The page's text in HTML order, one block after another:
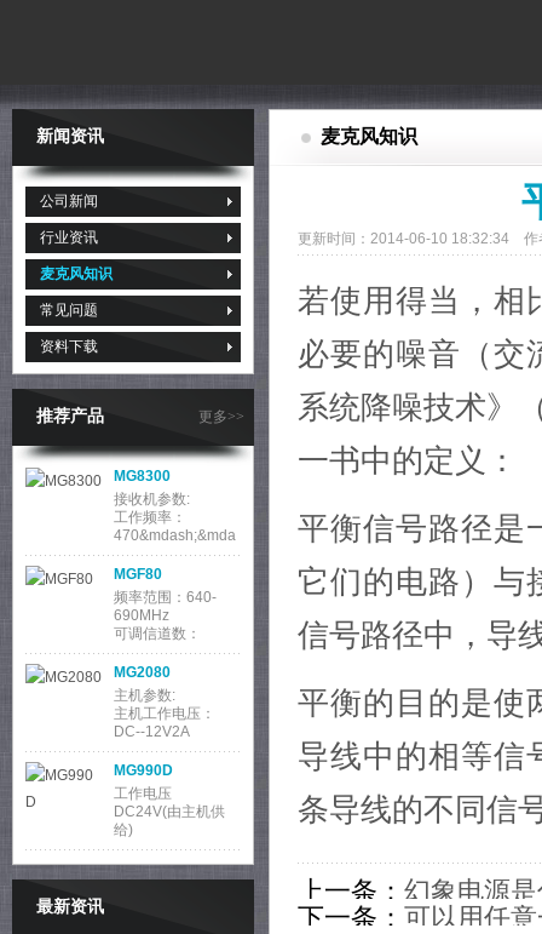
新闻资讯
公司新闻
行业资讯
麦克风知识
常见问题
资料下载
更多>>
推荐产品
MG8300
接收机参数:
工作频率：
470&mdash;&mda
sh;960MHz
调制方式：宽带
MGF80
频率范围：640-
690MHz
可调信道数：
100&times;2
振荡方式：锁相环
MG2080
主机参数:
主机工作电压：
DC--12V2A
工作电流：
2000mAh
功耗：24W
MG990D
工作电压
DC24V(由主机供
给)
输入、输出 8P-DIN
输入 心形
MG9900
最新资讯
麦克风知识
更新时间：2014-06-10 18:32:34
若使用得当，相
必要的噪音（交
系统降噪技术》
一书中的定义：
平衡信号路径是
它们的电路）与
信号路径中，导
平衡的目的是使
导线中的相等信
条导线的不同信
上一条： 幻象电源
下一条： 可以用任